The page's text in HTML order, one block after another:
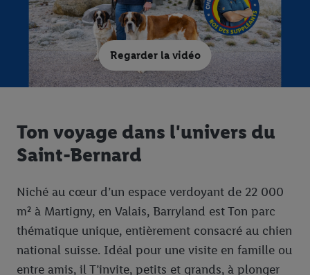
Regarder la vidéo
Ton voyage dans l'univers du
Saint-Bernard
Niché au cœur d’un espace verdoyant de 22 000
m² à Martigny, en Valais, Barryland est Ton parc
thématique unique, entièrement consacré au chien
national suisse. Idéal pour une visite en famille ou
entre amis, il T’invite, petits et grands, à plonger